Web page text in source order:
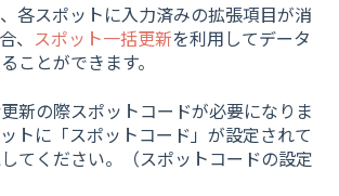
各スポットに入力済みの拡張項目が消
、 スポット一括更新を利用してデータ
ことができます。
新の際スポットコードが必要になりま
トに「スポットコード」が設定されて
てください。（スポットコードの設定